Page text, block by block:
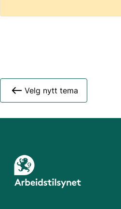
Velg nytt tema